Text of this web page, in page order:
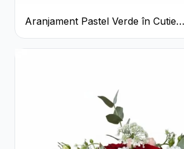
Aranjament Pastel Verde în Cutie
Galben Pal